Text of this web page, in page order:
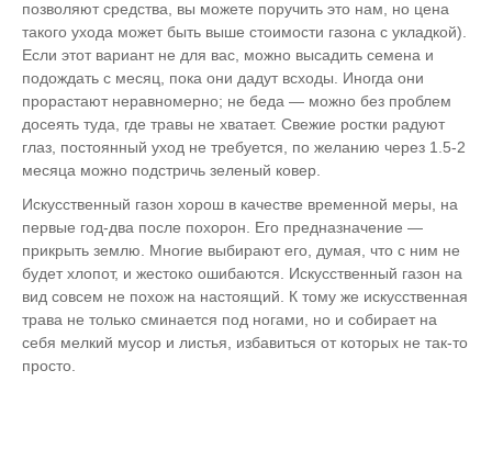
позволяют средства, вы можете поручить это нам, но цена
такого ухода может быть выше стоимости газона с укладкой).
Если этот вариант не для вас, можно высадить семена и
подождать с месяц, пока они дадут всходы. Иногда они
прорастают неравномерно; не беда — можно без проблем
досеять туда, где травы не хватает. Свежие ростки радуют
глаз, постоянный уход не требуется, по желанию через 1.5-2
месяца можно подстричь зеленый ковер.
Искусственный газон хорош в качестве временной меры, на
первые год-два после похорон. Его предназначение —
прикрыть землю. Многие выбирают его, думая, что с ним не
будет хлопот, и жестоко ошибаются. Искусственный газон на
вид совсем не похож на настоящий. К тому же искусственная
трава не только сминается под ногами, но и собирает на
себя мелкий мусор и листья, избавиться от которых не так-то
просто.